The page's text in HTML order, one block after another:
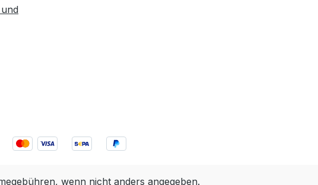
wenn nicht anders angegeben.